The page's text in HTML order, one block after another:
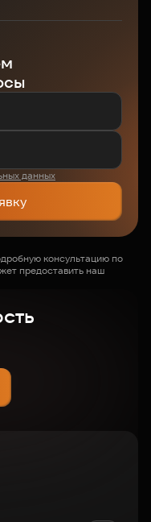
данных
консультацию по
предоставить наш